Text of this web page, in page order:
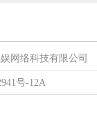
网络科技有限公司
号-12A